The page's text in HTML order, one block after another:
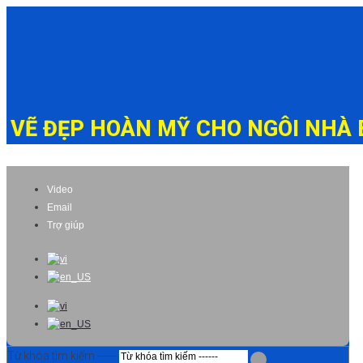
VẼ ĐẸP HOÀN MỸ CHO NGÔI NHÀ
Video
Email
Trợ giúp
Từ khóa tìm kiếm ------